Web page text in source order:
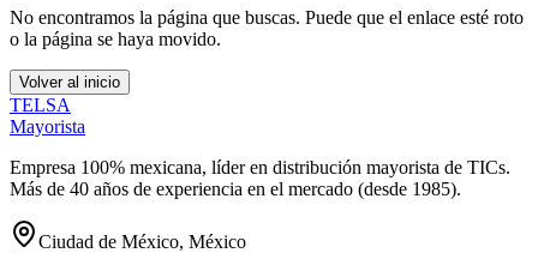
No encontramos la página que buscas. Puede que el enlace esté roto
o la página se haya movido.
Volver al inicio
TELSA
Mayorista
Empresa 100% mexicana, líder en distribución mayorista de TICs.
Más de 40 años de experiencia en el mercado (desde 1985).
Ciudad de México, México